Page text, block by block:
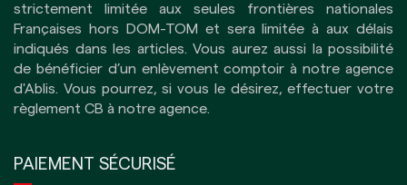
strictement limitée aux seules frontières nationales
Françaises hors DOM-TOM et sera limitée à aux délais
indiqués dans les articles. Vous aurez aussi la possibilité
de bénéficier d’un enlèvement comptoir à notre agence
d'Ablis. Vous pourrez, si vous le désirez, effectuer votre
règlement CB à notre agence.
PAIEMENT SÉCURISÉ